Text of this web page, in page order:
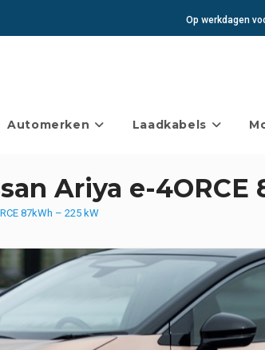
Op werkdagen
Automerken Laadkabels
Ariya e-4ORCE
87kWh – 225 kW